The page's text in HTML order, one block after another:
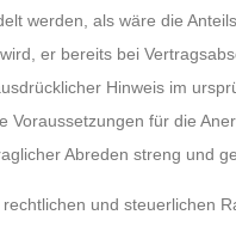
werden, als wäre die
er bereits bei
Hinweis im
Voraussetzungen für die
Abreden streng und
und steuerlichen